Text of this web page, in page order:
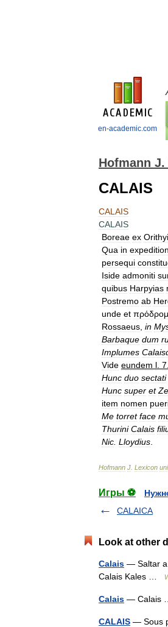
en-academic.com
Hofmann
CALAIS
CALAIS
CALAIS
Boreae ex
Qua in
persequi
Iside admoniti
quibus Harpyias
Postremo ab
unde et
Rossaeus in
Barbaque dum
Implumes
Vide eundem l 7
Hunc duo sectati
Hunc super et
item nomen
Me torret face
Thurini Calais
Nic Lloydius
Hofmann J Lexicon
Игры ⚽
CALAICA
Look at other
Calais — Saltar a
Calais Kales …
Calais — Calais
CALAIS — Sous